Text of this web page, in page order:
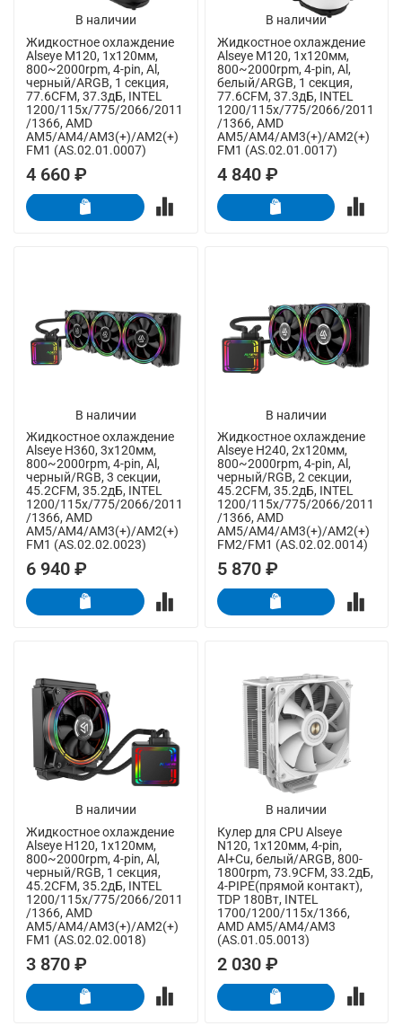
В наличии
Жидкостное охлаждение
Alseye M120, 1х120мм,
800~2000rpm, 4-pin, Al,
черный/ARGB, 1 секция,
77.6CFM, 37.3дБ, INTEL
1200/115x/775/2066/2011
/1366, AMD
AM5/AM4/AM3(+)/AM2(+)
FM1 (AS.02.01.0007)
4 660 ₽
В наличии
Жидкостное охлаждение
Alseye M120, 1х120мм,
800~2000rpm, 4-pin, Al,
белый/ARGB, 1 секция,
77.6CFM, 37.3дБ, INTEL
1200/115x/775/2066/2011
/1366, AMD
AM5/AM4/AM3(+)/AM2(+)
FM1 (AS.02.01.0017)
4 840 ₽
В наличии
Жидкостное охлаждение
Alseye H360, 3х120мм,
800~2000rpm, 4-pin, Al,
черный/RGB, 3 секции,
45.2CFM, 35.2дБ, INTEL
1200/115x/775/2066/2011
/1366, AMD
AM5/AM4/AM3(+)/AM2(+)
FM1 (AS.02.02.0023)
6 940 ₽
В наличии
Жидкостное охлаждение
Alseye H240, 2х120мм,
800~2000rpm, 4-pin, Al,
черный/RGB, 2 секции,
45.2CFM, 35.2дБ, INTEL
1200/115x/775/2066/2011
/1366, AMD
AM5/AM4/AM3(+)/AM2(+)
FM2/FM1 (AS.02.02.0014)
5 870 ₽
В наличии
Жидкостное охлаждение
Alseye H120, 1х120мм,
800~2000rpm, 4-pin, Al,
черный/RGB, 1 секция,
45.2CFM, 35.2дБ, INTEL
1200/115x/775/2066/2011
/1366, AMD
AM5/AM4/AM3(+)/AM2(+)
FM1 (AS.02.02.0018)
3 870 ₽
В наличии
Кулер для CPU Alseye
N120, 1х120мм, 4-pin,
Al+Cu, белый/ARGB, 800-
1800rpm, 73.9CFM, 33.2дБ,
4-PIPE(прямой контакт),
TDP 180Вт, INTEL
1700/1200/115x/1366,
AMD AM5/AM4/AM3
(AS.01.05.0013)
2 030 ₽